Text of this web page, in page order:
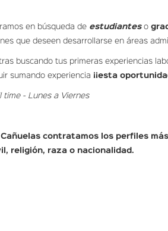
en búsqueda de estudianteso
que deseen desarrollarse en áreas
buscando tus primeras experiencias
sumando experiencia ¡¡esta
time - Lunes a Viernes
Cañuelas contratamos los perfiles
religión, raza o nacionalidad.